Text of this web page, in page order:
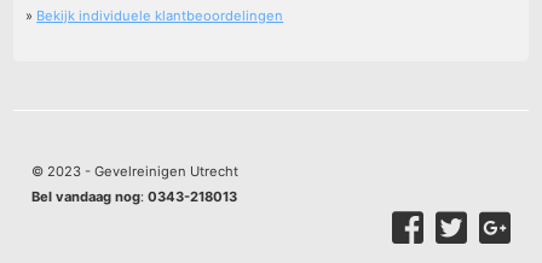
» Bekijk individuele klantbeoordelingen
© 2023 - Gevelreinigen Utrecht
Bel vandaag nog:0343-218013